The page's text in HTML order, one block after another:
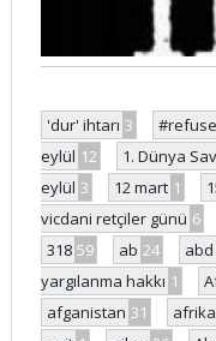
'dur' ihtarı 3
eylül 12 1. Dünya
eylül 3 12 mart 1
vicdani retçiler günü 6
318 59 ab 24 abd
yargılanma hakkı 1
afganistan 31 afrika